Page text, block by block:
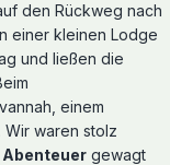
den Rückweg nach
einer kleinen Lodge
und ließen die
einem
Wir waren stolz
Abenteuer gewagt